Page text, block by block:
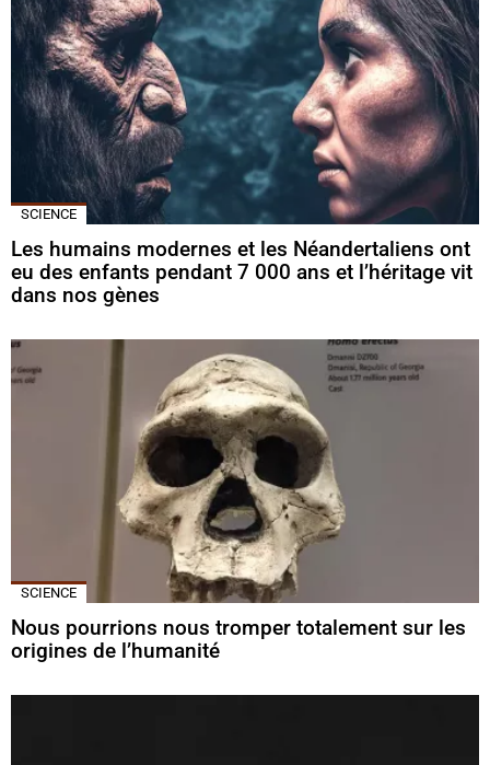
SCIENCE
Les humains modernes et les Néandertaliens ont
eu des enfants pendant 7 000 ans et l’héritage vit
dans nos gènes
SCIENCE
Nous pourrions nous tromper totalement sur les
origines de l’humanité